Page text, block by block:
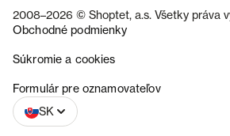
2008–2026 © Shoptet, a.s. Všetky práva
Obchodné podmienky
Súkromie a cookies
Formulár pre oznamovateľov
SK